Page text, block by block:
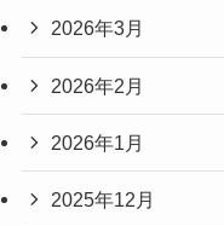
2026年3月
2026年2月
2026年1月
2025年12月